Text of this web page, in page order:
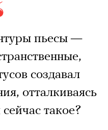
пьесы —
создавал
отталкиваясь
такое?